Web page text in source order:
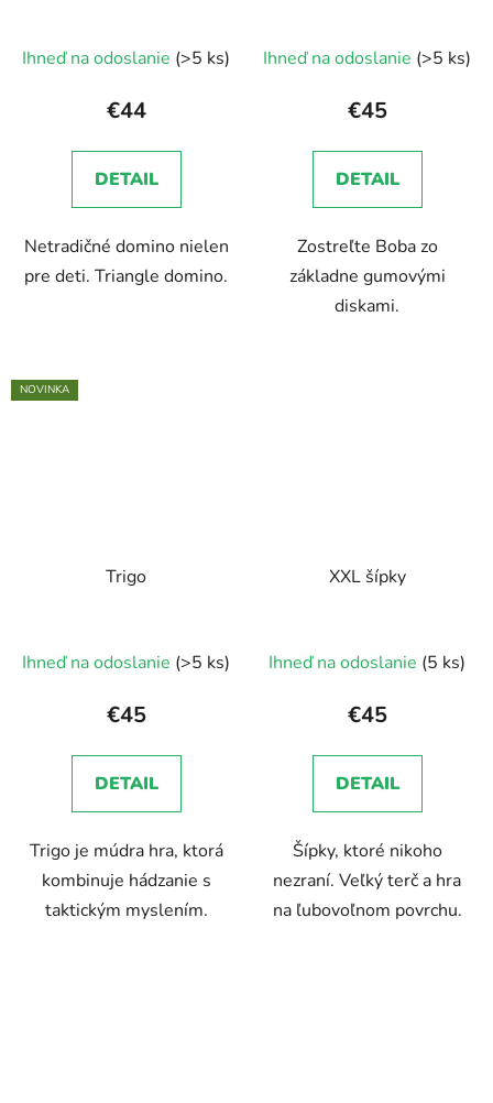
hodnotenie
produktu
5,0
z
hviezdičiek.
Ihneď na odoslanie (>5 ks)
€44
DETAIL
Netradičné domino nielen
pre deti. Triangle domino.
Ihneď na odoslanie (>5 ks)
€45
DETAIL
Zostreľte Boba zo
základne gumovými
diskami.
NOVINKA
Trigo
Ihneď na odoslanie (>5 ks)
€45
DETAIL
Trigo je múdra hra, ktorá
kombinuje hádzanie s
taktickým myslením.
XXL šípky
Ihneď na odoslanie (5 ks)
€45
DETAIL
Šípky, ktoré nikoho
nezraní. Veľký terč a hra
na ľubovoľnom povrchu.